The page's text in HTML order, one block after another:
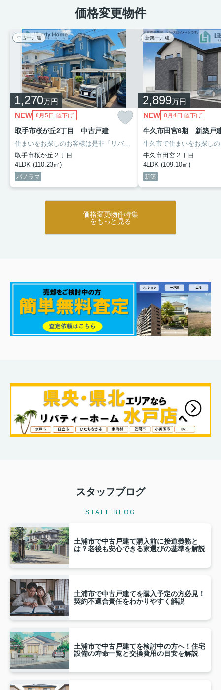
価格変更物件
中古一戸建
1,270万円
NEW 8月5日 値下げ
取手市桜が丘2丁目 中古戸建
住まいをお探しのお客様は是非「リバティーホーム」へ
売却・土地
取手市桜が丘２丁目
4LDK (110.23㎡)
パノラマ
新築一戸建
2,899万円
NEW 8月4日 値下げ
牛久市田宮6期 新築戸
牛久市田宮２丁目
4LDK (109.10㎡)
新築
価格変更物件特集
をもっと見る
スタッフブログ
STAFF BLOG
土浦市で中古戸建て購入前に接道義務と
は？老後も安心できる家選びの基準を解説
土浦市で中古戸建てを購入予定の方必見！
契約不適合責任をわかりやすく解説
土浦市で中古戸建てを検討中の方へ！住宅
設備の寿命一覧と交換費用の目安を解説